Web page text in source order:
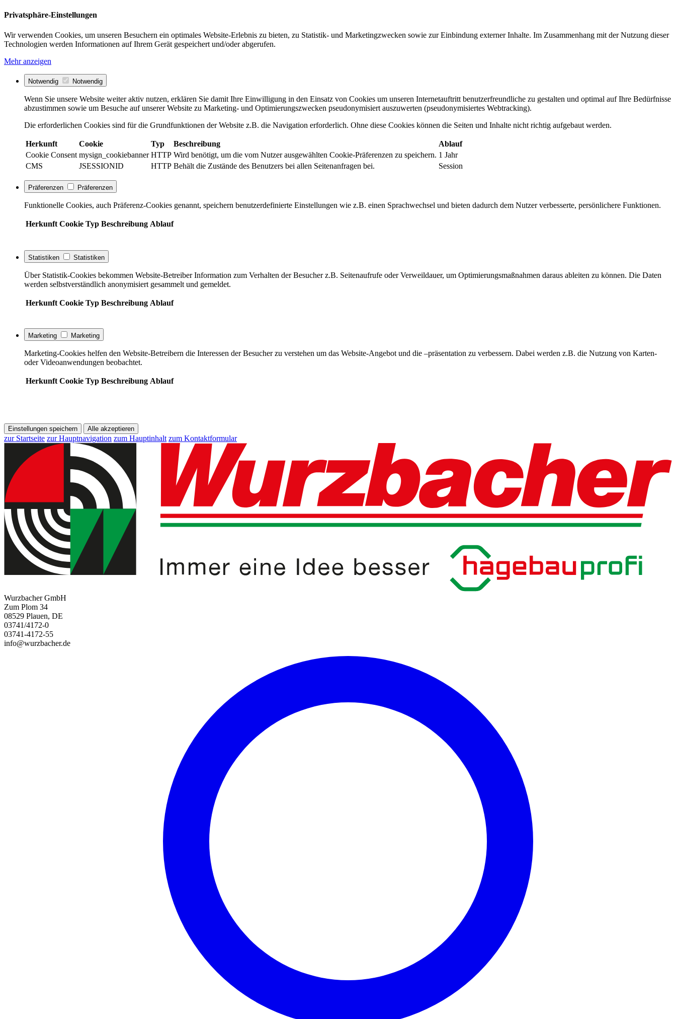
Privatsphäre-Einstellungen
Wir verwenden Cookies, um unseren Besuchern ein optimales Website-Erlebnis zu bieten, zu Statistik- und Marketingzwecken sowie zur Einbindung externer Inhalte. Im Zusammenhang mit der Nutzung dieser
Technologien werden Informationen auf Ihrem Gerät gespeichert und/oder abgerufen.
Mehr anzeigen
Notwendig Notwendig
Wenn Sie unsere Website weiter aktiv nutzen, erklären Sie damit Ihre Einwilligung in den Einsatz von Cookies um unseren Internetauftritt benutzerfreundliche zu gestalten und optimal auf Ihre Bedürfnisse
abzustimmen sowie um Besuche auf unserer Website zu Marketing- und Optimierungszwecken pseudonymisiert auszuwerten (pseudonymisiertes Webtracking).
Die erforderlichen Cookies sind für die Grundfunktionen der Website z.B. die Navigation erforderlich. Ohne diese Cookies können die Seiten und Inhalte nicht richtig aufgebaut werden.
Herkunft Cookie Typ Beschreibung
Ablauf
Cookie Consent mysign_cookiebanner HTTP Wird benötigt, um die vom Nutzer ausgewählten Cookie-Präferenzen zu speichern. 1 Jahr
CMS
JSESSIONID HTTP Behält die Zustände des Benutzers bei allen Seitenanfragen bei. Session
Präferenzen Präferenzen
Funktionelle Cookies, auch Präferenz-Cookies genannt, speichern benutzerdefinierte Einstellungen wie z.B. einen Sprachwechsel und bieten dadurch dem Nutzer verbesserte, persönlichere Funktionen.
Herkunft Cookie Typ Beschreibung Ablauf
Statistiken Statistiken
Über Statistik-Cookies bekommen Website-Betreiber Information zum Verhalten der Besucher z.B. Seitenaufrufe oder Verweildauer, um Optimierungsmaßnahmen daraus ableiten zu können. Die Daten
werden selbstverständlich anonymisiert gesammelt und gemeldet.
Herkunft Cookie Typ Beschreibung Ablauf
Marketing Marketing
Marketing-Cookies helfen den Website-Betreibern die Interessen der Besucher zu verstehen um das Website-Angebot und die –präsentation zu verbessern. Dabei werden z.B. die Nutzung von Karten-
oder Videoanwendungen beobachtet.
Herkunft Cookie Typ Beschreibung Ablauf
Einstellungen speichern Alle akzeptieren
zur Startseite zur Hauptnavigation zum Hauptinhalt zum Kontaktformular
Wurzbacher GmbH
Zum Plom 34
08529 Plauen, DE
03741/4172-0
03741-4172-55
info@wurzbacher.de